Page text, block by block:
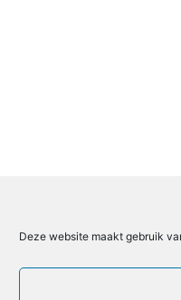
Deze website maakt gebruik